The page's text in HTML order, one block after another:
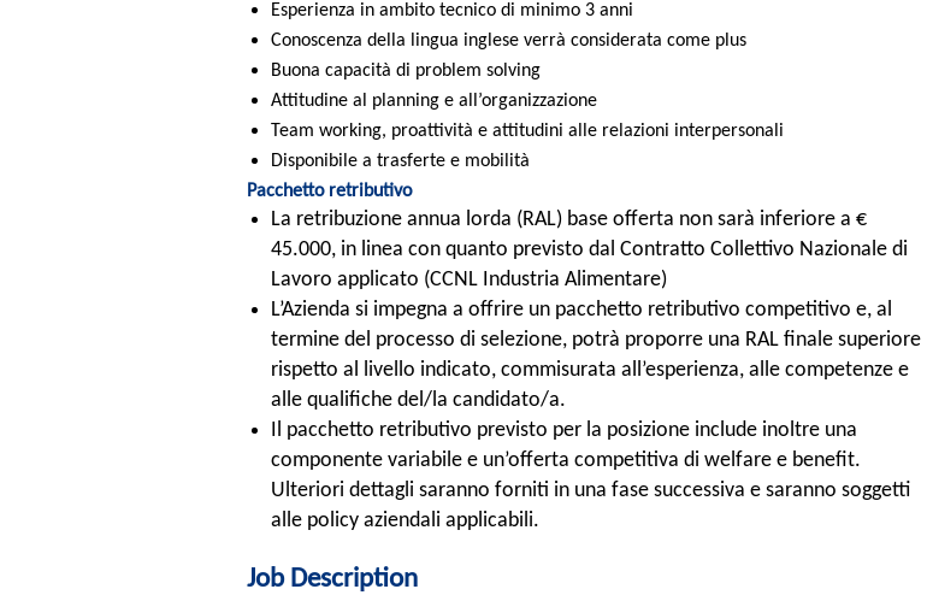
Esperienza in ambito tecnico di minimo 3 anni
Conoscenza della lingua inglese verrà considerata come plus
Buona capacità di problem solving
Attitudine al planning e all’organizzazione
Team working, proattività e attitudini alle relazioni interpersonali
Disponibile a trasferte e mobilità
Pacchetto retributivo
La retribuzione annua lorda (RAL) base offerta non sarà inferiore a €
45.000, in linea con quanto previsto dal Contratto Collettivo Nazionale di
Lavoro applicato (CCNL Industria Alimentare)
L’Azienda si impegna a offrire un pacchetto retributivo competitivo e, al
termine del processo di selezione, potrà proporre una RAL finale superiore
rispetto al livello indicato, commisurata all’esperienza, alle competenze e
alle qualifiche del/la candidato/a.
Il pacchetto retributivo previsto per la posizione include inoltre una
componente variabile e un’offerta competitiva di welfare e benefit.
Ulteriori dettagli saranno forniti in una fase successiva e saranno soggetti
alle policy aziendali applicabili.
Job Description